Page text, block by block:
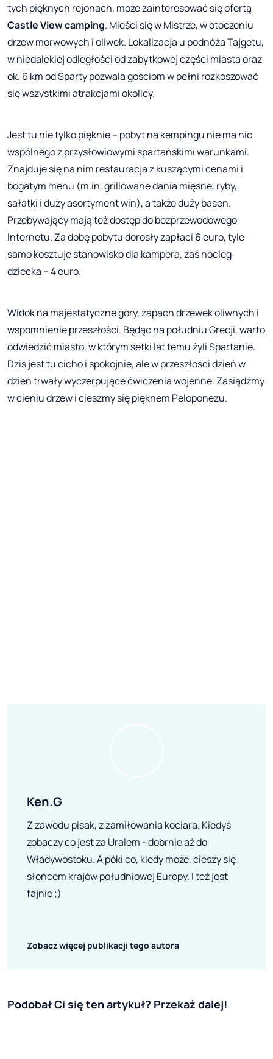
tych pięknych rejonach, może zainteresować się ofertą
Castle View camping. Mieści się w Mistrze, w otoczeniu
drzew morwowych i oliwek. Lokalizacja u podnóża Tajgetu,
w niedalekiej odległości od zabytkowej części miasta oraz
ok. 6 km od Sparty pozwala gościom w pełni rozkoszować
się wszystkimi atrakcjami okolicy.
Jest tu nie tylko pięknie – pobyt na kempingu nie ma nic
wspólnego z przysłowiowymi spartańskimi warunkami.
Znajduje się na nim restauracja z kuszącymi cenami i
bogatym menu (m.in. grillowane dania mięsne, ryby,
sałatki i duży asortyment win), a także duży basen.
Przebywający mają też dostęp do bezprzewodowego
Internetu. Za dobę pobytu dorosły zapłaci 6 euro, tyle
samo kosztuje stanowisko dla kampera, zaś nocleg
dziecka – 4 euro.
Widok na majestatyczne góry, zapach drzewek oliwnych i
wspomnienie przeszłości. Będąc na południu Grecji, warto
odwiedzić miasto, w którym setki lat temu żyli Spartanie.
Dziś jest tu cicho i spokojnie, ale w przeszłości dzień w
dzień trwały wyczerpujące ćwiczenia wojenne. Zasiądźmy
w cieniu drzew i cieszmy się pięknem Peloponezu.
Ken.G
Z zawodu pisak, z zamiłowania kociara. Kiedyś
zobaczy co jest za Uralem - dobrnie aż do
Władywostoku. A póki co, kiedy może, cieszy się
słońcem krajów południowej Europy. I też jest
fajnie ;)
Zobacz więcej publikacji tego autora
Podobał Ci się ten artykuł? Przekaż dalej!